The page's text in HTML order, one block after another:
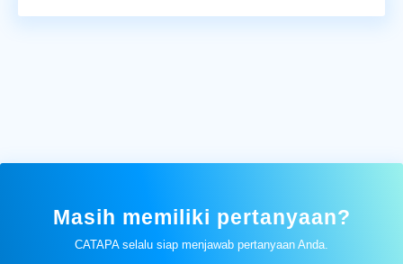
Masih memiliki pertanyaan?
CATAPA selalu siap menjawab pertanyaan Anda.